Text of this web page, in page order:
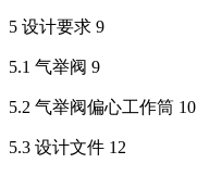
5 设计要求 9
5.1 气举阀 9
5.2 气举阀偏心工作筒 10
5.3 设计文件 12